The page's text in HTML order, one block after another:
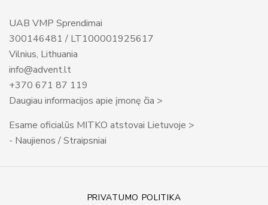
UAB VMP Sprendimai
300146481 / LT100001925617
Vilnius, Lithuania
info@advent.lt
+370 671 87 119
Daugiau informacijos apie įmonę čia >
Esame oficialūs MITKO atstovai Lietuvoje >
- Naujienos / Straipsniai
PRIVATUMO POLITIKA